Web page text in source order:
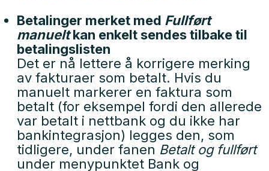
Betalinger merket med Fullført
manueltkan enkelt sendes tilbake til
betalingslisten
Det er nå lettere å korrigere merking
av fakturaer som betalt. Hvis du
manuelt markerer en faktura som
betalt (for eksempel fordi den allerede
var betalt i nettbank og du ikke har
bankintegrasjon) legges den, som
tidligere, under fanen Betalt og fullført
under menypunktet Bank og